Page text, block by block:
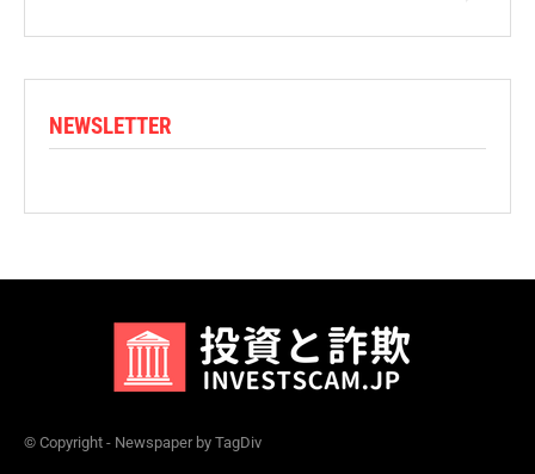
NEWSLETTER
© Copyright - Newspaper by TagDiv